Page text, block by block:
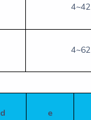
4~42
4~62
d e